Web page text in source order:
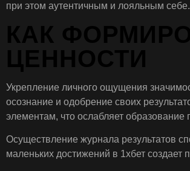
при этом аутентичным и лояльным себе.
КАК
ЦЕННОСТИ
Укрепление личного ощущения
осознание и одобрение своих
элементам, что ослабляет образование
Осуществление журнала результатов
маленьких достижений в 1хбет создает